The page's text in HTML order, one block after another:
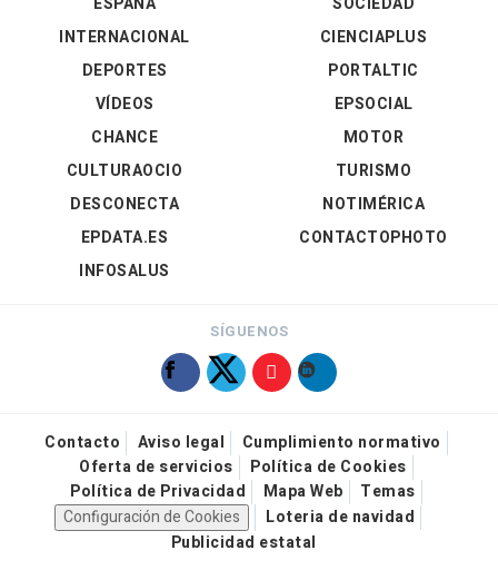
INTERNACIONAL
DEPORTES
VÍDEOS
CIENCIAPLUS
PORTALTIC
EPSOCIAL
CHANCE
CULTURAOCIO
DESCONECTA
EPDATA.ES
INFOSALUS
MOTOR
TURISMO
NOTIMÉRICA
CONTACTOPHOTO
SÍGUENOS
Contacto Aviso legal
Cumplimiento normativo
Oferta de servicios
Política de Cookies
Política de Privacidad
Mapa Web
Temas
Configuración de Cookies
Loteria de navidad
Publicidad estatal